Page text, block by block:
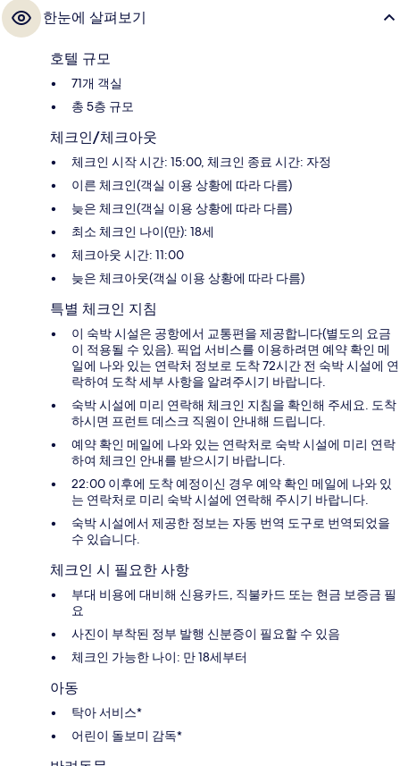
한눈에 살펴보기
호텔 규모
71개 객실
총 5층 규모
체크인/체크아웃
체크인 시작 시간: 15:00, 체크인 종료 시간: 자정
이른 체크인(객실 이용 상황에 따라 다름)
늦은 체크인(객실 이용 상황에 따라 다름)
최소 체크인 나이(만): 18세
체크아웃 시간: 11:00
늦은 체크아웃(객실 이용 상황에 따라 다름)
특별 체크인 지침
이 숙박 시설은 공항에서 교통편을 제공합니다(별도의 요금
이 적용될 수 있음). 픽업 서비스를 이용하려면 예약 확인 메
일에 나와 있는 연락처 정보로 도착 72시간 전 숙박 시설에 연
락하여 도착 세부 사항을 알려주시기 바랍니다.
숙박 시설에 미리 연락해 체크인 지침을 확인해 주세요. 도착
하시면 프런트 데스크 직원이 안내해 드립니다.
예약 확인 메일에 나와 있는 연락처로 숙박 시설에 미리 연락
하여 체크인 안내를 받으시기 바랍니다.
22:00 이후에 도착 예정이신 경우 예약 확인 메일에 나와 있
는 연락처로 미리 숙박 시설에 연락해 주시기 바랍니다.
숙박 시설에서 제공한 정보는 자동 번역 도구로 번역되었을
수 있습니다.
체크인 시 필요한 사항
부대 비용에 대비해 신용카드, 직불카드 또는 현금 보증금 필
요
사진이 부착된 정부 발행 신분증이 필요할 수 있음
체크인 가능한 나이: 만 18세부터
아동
탁아 서비스*
어린이 돌보미 감독*